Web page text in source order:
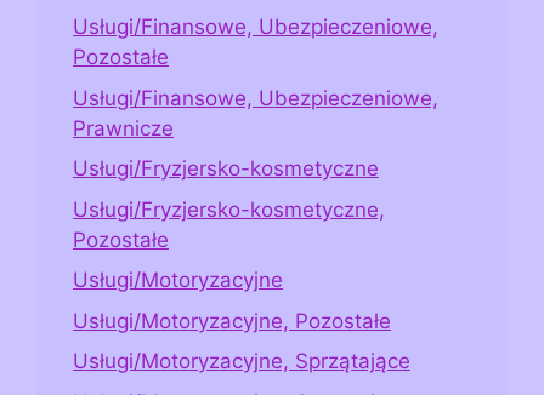
Usługi/Finansowe, Ubezpieczeniowe,
Pozostałe
Usługi/Finansowe, Ubezpieczeniowe,
Prawnicze
Usługi/Fryzjersko-kosmetyczne
Usługi/Fryzjersko-kosmetyczne,
Pozostałe
Usługi/Motoryzacyjne
Usługi/Motoryzacyjne, Pozostałe
Usługi/Motoryzacyjne, Sprzątające